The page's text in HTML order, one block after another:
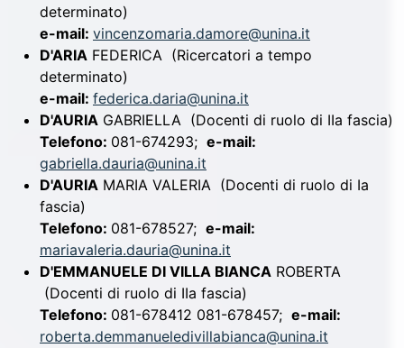
determinato)
e-mail: vincenzomaria.damore@unina.it
D'ARIA FEDERICA (Ricercatori a tempo
determinato)
e-mail: federica.daria@unina.it
D'AURIA GABRIELLA (Docenti di ruolo di IIa fascia)
Telefono: 081-674293; e-mail:
gabriella.dauria@unina.it
D'AURIA MARIA VALERIA (Docenti di ruolo di Ia
fascia)
Telefono: 081-678527; e-mail:
mariavaleria.dauria@unina.it
D'EMMANUELE DI VILLA BIANCA ROBERTA
(Docenti di ruolo di IIa fascia)
Telefono: 081-678412 081-678457; e-mail:
roberta.demmanueledivillabianca@unina.it